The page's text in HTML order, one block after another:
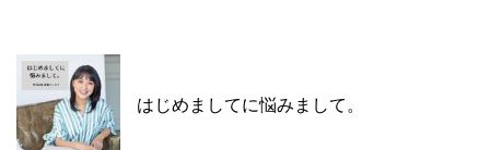
はじめましてに悩みまして。